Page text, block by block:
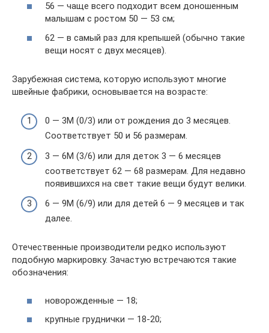
56 — чаще всего подходит всем доношенным
малышам с ростом 50 — 53 см;
62 — в самый раз для крепышей (обычно такие
вещи носят с двух месяцев).
Зарубежная система, которую используют многие
швейные фабрики, основывается на возрасте:
0 — 3М (0/3) или от рождения до 3 месяцев.
Соответствует 50 и 56 размерам.
3 — 6М (3/6) или для деток 3 — 6 месяцев
соответствует 62 — 68 размерам. Для недавно
появившихся на свет такие вещи будут велики.
6 — 9М (6/9) или для детей 6 — 9 месяцев и так
далее.
Отечественные производители редко используют
подобную маркировку. Зачастую встречаются такие
обозначения:
новорожденные — 18;
крупные груднички — 18-20;